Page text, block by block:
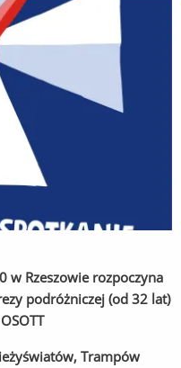
w Rzeszowie rozpoczyna
podróżniczej (od 32 lat)
Trampów